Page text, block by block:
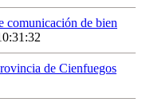
comunicación de bien
de Cienfuegos